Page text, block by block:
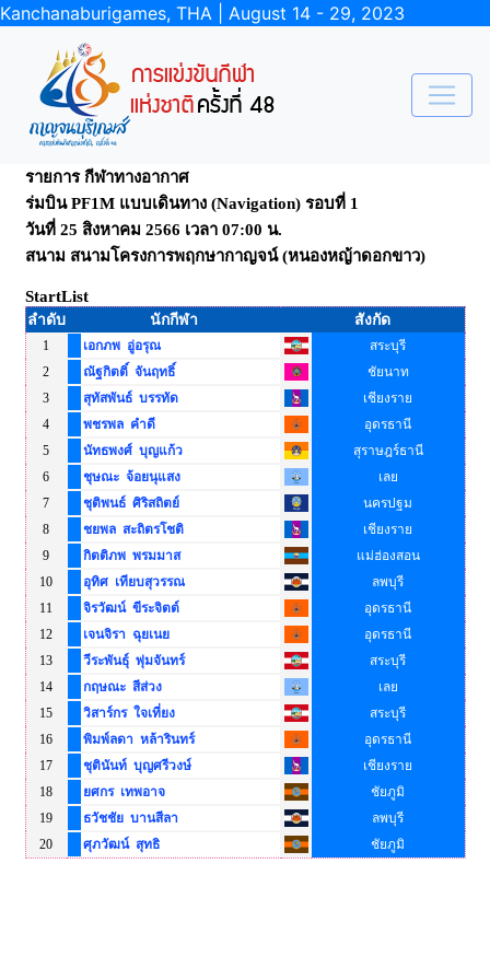
Kanchanaburigames, THA | August 14 - 29, 2023
รายการ กีฬาทางอากาศ
ร่มบิน PF1M แบบเดินทาง (Navigation) รอบที่ 1
วันที่ 25 สิงหาคม 2566 เวลา 07:00 น.
สนาม สนามโครงการพฤกษากาญจน์ (หนองหญ้าดอกขาว)
StartList
ลำดับ นักกีฬา สังกัด
1 เอกภพ อู่อรุณ
สระบุรี
2
ณัฐกิตติ์ จันฤทธิ์
ชัยนาท
3
สุทัสพันธ์ บรรทัด
เชียงราย
4
พชรพล คำดี
อุดรธานี
5
นัทธพงศ์ บุญแก้ว
สุราษฎร์ธานี
6
ชุษณะ จ้อยนุแสง
เลย
7
ชุติพนธ์ ศิริสถิตย์
นครปฐม
8
ชยพล สะถิตรโชติ
เชียงราย
9
กิตติภพ พรมมาส
แม่ฮ่องสอน
10
อุทิศ เทียบสุวรรณ
ลพบุรี
11
จิรวัฒน์ ขีระจิตต์
อุดรธานี
12
เจนจิรา ฉุยเนย
อุดรธานี
13
วีระพันธุ์ พุ่มจันทร์
สระบุรี
14
กฤษณะ สีส่วง
เลย
15
วิสาร์กร ใจเที่ยง
สระบุรี
16
พิมพ์ลดา หล้ารินทร์
อุดรธานี
17
ชุตินันท์ บุญศรีวงษ์
เชียงราย
18
ยศกร เทพอาจ
ชัยภูมิ
19
ธวัชชัย บานสีลา
ลพบุรี
20
ศุภวัฒน์ สุทธิ ชัยภูมิ